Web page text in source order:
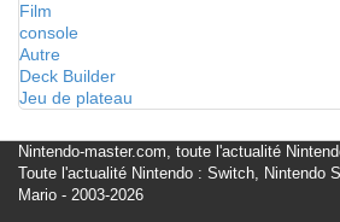
Film
console
Autre
Deck Builder
Jeu de plateau
Nintendo-master.com, toute l'actualité
Toute l'actualité Nintendo : Switch, Nintendo
Mario - 2003-2026